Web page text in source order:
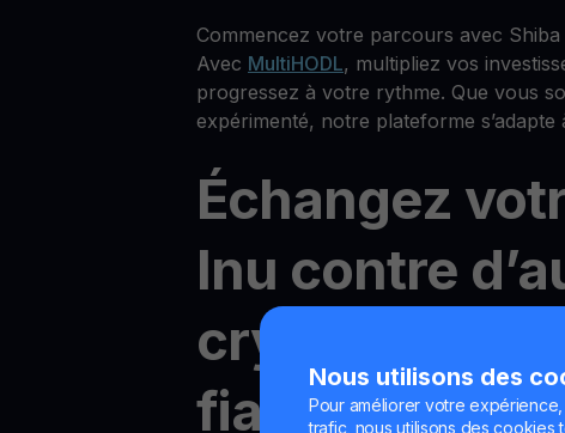
Nous utilisons des
Pour améliorer votre
trafic, nous utilisons des cookies
Commencez votre parcours avec Shiba
Avec MultiHODL, multipliez vos
progressez à votre rythme. Que vous
expérimenté, notre plateforme s’adapte
Échangez
Inu contre
fiat à faibles